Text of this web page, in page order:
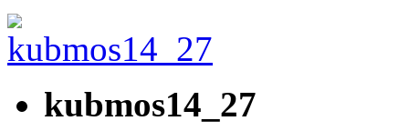
kubmos14_27